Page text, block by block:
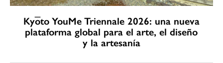
Kyōto YouMe Triennale 2026: una nueva
plataforma global para el arte, el diseño
y la artesanía